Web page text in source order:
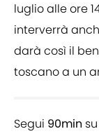
luglio alle ore
interverrà
darà così il
toscano a un
Segui 90min su